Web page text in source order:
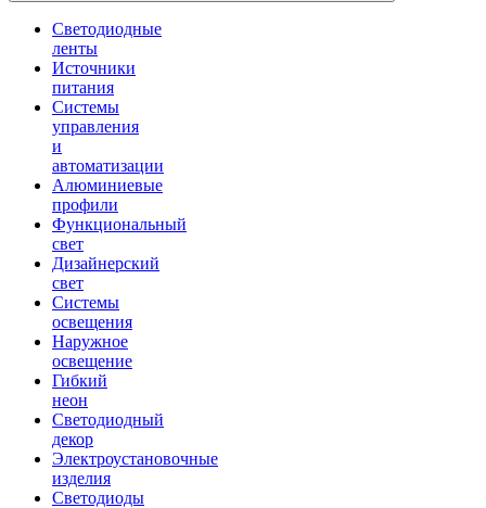
Светодиодные
ленты
Источники
питания
Системы
управления
и
автоматизации
Алюминиевые
профили
Функциональный
свет
Дизайнерский
свет
Системы
освещения
Наружное
освещение
Гибкий
неон
Светодиодный
декор
Электроустановочные
изделия
Светодиоды